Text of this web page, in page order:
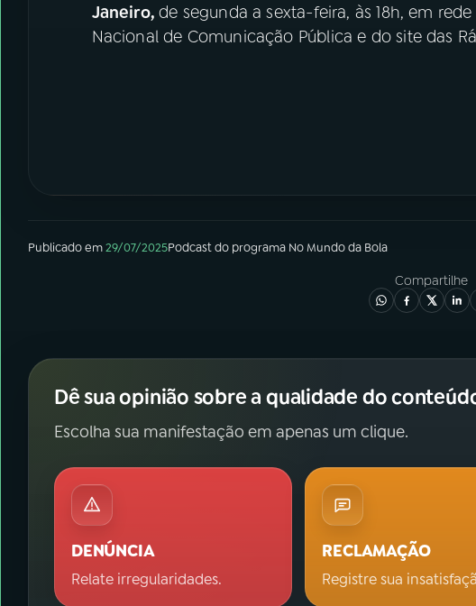
Janeiro,de segunda a sexta-feira, às 18h, em
Nacional de Comunicação Pública e do site das
Publicado em29/07/2025Podcastdo programa No Mundo da Bola
Compartilhe
Dê sua opinião sobre a qualidade do
Escolha sua manifestação em apenas um clique.
DENÚNCIA
Relate irregularidades.
RECLAMAÇÃO
Registre sua